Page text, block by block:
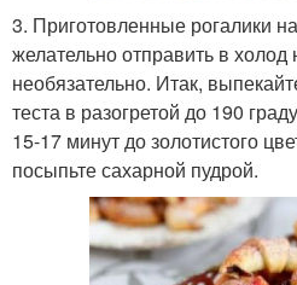
3. Приготовленные рогалики
желательно отправить в холод
необязательно. Итак,
теста в разогретой до 190
15-17 минут до золотистого
посыпьте сахарной пудрой.